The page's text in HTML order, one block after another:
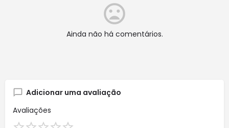
Ainda não há comentários.
Adicionar uma avaliação
Avaliações